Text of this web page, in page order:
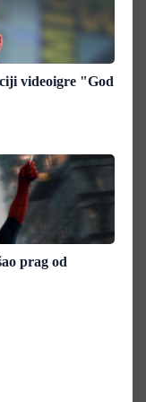
videoigre "God
prag od